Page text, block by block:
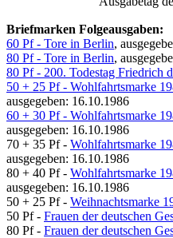
Briefmarken Folgeausgaben:
60 Pf - Tore in Berlin,
80 Pf - Tore in Berlin,
80 Pf - 200. Todestag Friedrich
50 + 25 Pf - Wohlfahrtsmarke
ausgegeben: 16.10.1986
60 + 30 Pf - Wohlfahrtsmarke
ausgegeben: 16.10.1986
70 + 35 Pf - Wohlfahrtsmarke
ausgegeben: 16.10.1986
80 + 40 Pf - Wohlfahrtsmarke
ausgegeben: 16.10.1986
50 + 25 Pf - Weihnachtsmarke
50 Pf - Frauen der deutschen
80 Pf - Frauen der deutschen